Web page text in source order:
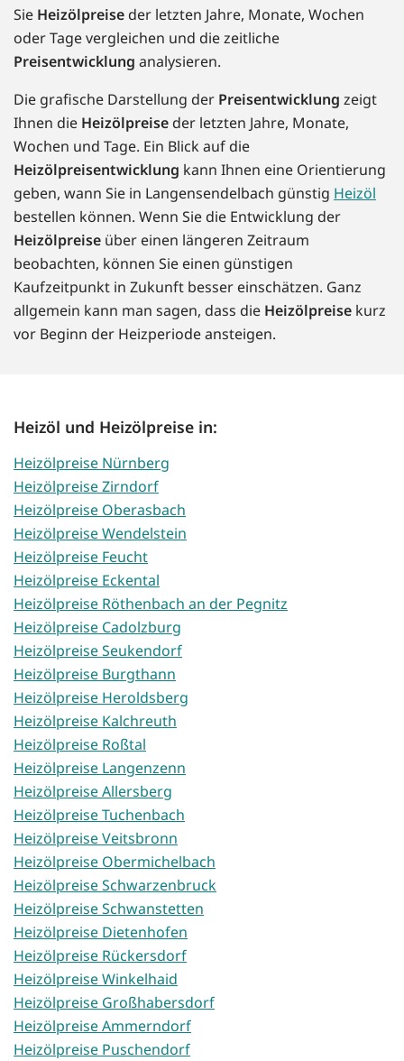
Sie Heizölpreise der letzten Jahre, Monate, Wochen
oder Tage vergleichen und die zeitliche
Preisentwicklung analysieren.
Die grafische Darstellung der Preisentwicklung zeigt
Ihnen die Heizölpreise der letzten Jahre, Monate,
Wochen und Tage. Ein Blick auf die
Heizölpreisentwicklung kann Ihnen eine Orientierung
geben, wann Sie in Langensendelbach günstig Heizöl
bestellen können. Wenn Sie die Entwicklung der
Heizölpreise über einen längeren Zeitraum
beobachten, können Sie einen günstigen
Kaufzeitpunkt in Zukunft besser einschätzen. Ganz
allgemein kann man sagen, dass die Heizölpreise kurz
vor Beginn der Heizperiode ansteigen.
Heizöl und Heizölpreise in:
Heizölpreise Nürnberg
Heizölpreise Zirndorf
Heizölpreise Oberasbach
Heizölpreise Wendelstein
Heizölpreise Feucht
Heizölpreise Eckental
Heizölpreise Röthenbach an der Pegnitz
Heizölpreise Cadolzburg
Heizölpreise Seukendorf
Heizölpreise Burgthann
Heizölpreise Heroldsberg
Heizölpreise Kalchreuth
Heizölpreise Roßtal
Heizölpreise Langenzenn
Heizölpreise Allersberg
Heizölpreise Tuchenbach
Heizölpreise Veitsbronn
Heizölpreise Obermichelbach
Heizölpreise Schwarzenbruck
Heizölpreise Schwanstetten
Heizölpreise Dietenhofen
Heizölpreise Rückersdorf
Heizölpreise Winkelhaid
Heizölpreise Großhabersdorf
Heizölpreise Ammerndorf
Heizölpreise Puschendorf